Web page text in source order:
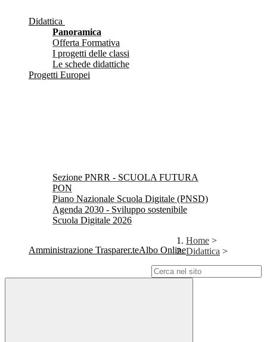
Didattica
Panoramica
Offerta Formativa
I progetti delle classi
Le schede didattiche
Progetti Europei
Sezione PNRR - SCUOLA FUTURA
PON
Piano Nazionale Scuola Digitale (PNSD)
Agenda 2030 - Sviluppo sostenibile
Scuola Digitale 2026
Amministrazione TrasparenteAlbo Online
Home >
Didattica >